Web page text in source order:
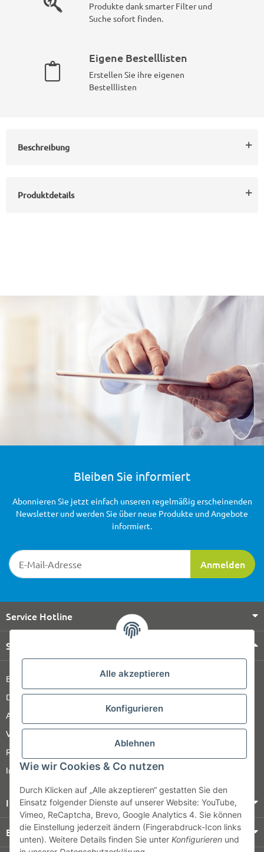
Alle akzeptieren
Konfigurieren
Ablehnen
Wie wir Cookies & Co nutzen
Durch Klicken auf „Alle akzeptieren“ gestatten Sie den
Einsatz folgender Dienste auf unserer Website: YouTube,
Vimeo, ReCaptcha, Brevo, Google Analytics 4. Sie können
die Einstellung jederzeit ändern (Fingerabdruck-Icon links
unten). Weitere Details finden Sie unter Konfigurieren und
Produkte dank smarter Filter und
Suche sofort finden.
Eigene Bestelllisten
Erstellen Sie ihre eigenen
Bestelllisten
Beschreibung
Produktdetails
Bleiben Sie informiert
Newsletter-Registrierung
Anmelden
Abonnieren Sie jetzt einfach unseren regelmäßig erscheinenden
Newsletter und werden Sie über neue Produkte und Angebote
informiert.
Service Hotline
Shop Service
Barrierefreiheitserklärung
Datenschutz
AGB
Versandinformationen
Retour
Impressum
Informationen
Bezahlung & Versand